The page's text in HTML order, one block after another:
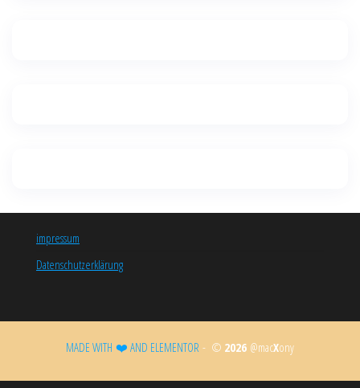
impressum
Datenschutzerklärung
MADE WITH ❤️ AND ELEMENTOR​ - © 2026 @macXony